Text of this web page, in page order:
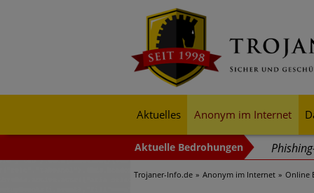
Aktuelles Anonym im Internet
Trends
Trojaner-Info.de Anonym im Internet Online